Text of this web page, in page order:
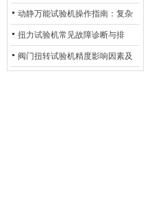
验机的完整测试步骤
动静万能试验机操作指南：复杂
动态测试的标准化流程
扭力试验机常见故障诊断与排
除：从传感器信号异常到机械传
阀门扭转试验机精度影响因素及